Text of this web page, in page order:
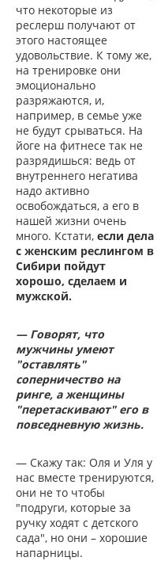
что некоторые из
реслерш получают от
этого настоящее
удовольствие. К тому же,
на тренировке они
эмоционально
разряжаются, и,
например, в семье уже
не будут срываться. На
йоге на фитнесе так не
разрядишься: ведь от
внутреннего негатива
надо активно
освобождаться, а его в
нашей жизни очень
много. Кстати, если дела
с женским реслингом в
Сибири пойдут
хорошо, сделаем и
мужской.
— Говорят, что
мужчины умеют
"оставлять"
соперничество на
ринге, а женщины
"перетаскивают" его в
повседневную жизнь.
— Скажу так: Оля и Уля у
нас вместе тренируются,
они не то чтобы
"подруги, которые за
ручку ходят с детского
сада", но они – хорошие
напарницы.